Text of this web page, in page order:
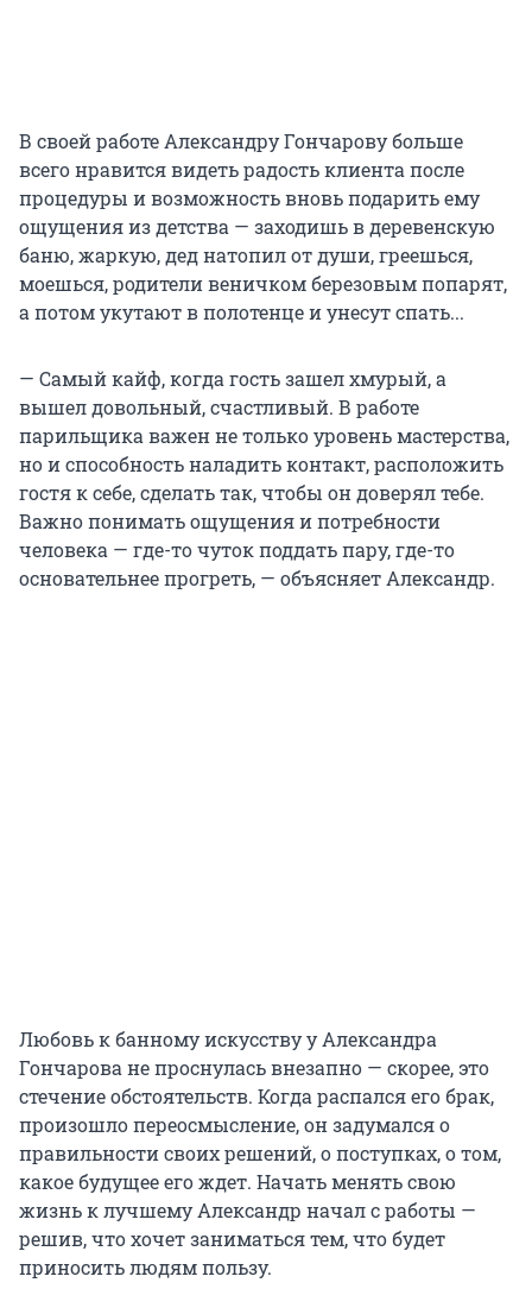
В своей работе Александру Гончарову больше
всего нравится видеть радость клиента после
процедуры и возможность вновь подарить ему
ощущения из детства — заходишь в деревенскую
баню, жаркую, дед натопил от души, греешься,
моешься, родители веничком березовым попарят,
а потом укутают в полотенце и унесут спать...
— Самый кайф, когда гость зашел хмурый, а
вышел довольный, счастливый. В работе
парильщика важен не только уровень мастерства,
но и способность наладить контакт, расположить
гостя к себе, сделать так, чтобы он доверял тебе.
Важно понимать ощущения и потребности
человека — где-то чуток поддать пару, где-то
основательнее прогреть, — объясняет Александр.
Любовь к банному искусству у Александра
Гончарова не проснулась внезапно — скорее, это
стечение обстоятельств. Когда распался его брак,
произошло переосмысление, он задумался о
правильности своих решений, о поступках, о том,
какое будущее его ждет. Начать менять свою
жизнь к лучшему Александр начал с работы —
решив, что хочет заниматься тем, что будет
приносить людям пользу.